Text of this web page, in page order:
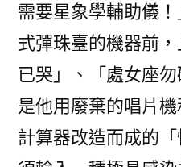
需要星象學輔助儀
式彈珠臺的機器前
已哭」、「處女座
是他用廢棄的唱片
計算器改造而成的